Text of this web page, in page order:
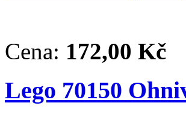
Cena: 172,00 Kč
Lego 70150